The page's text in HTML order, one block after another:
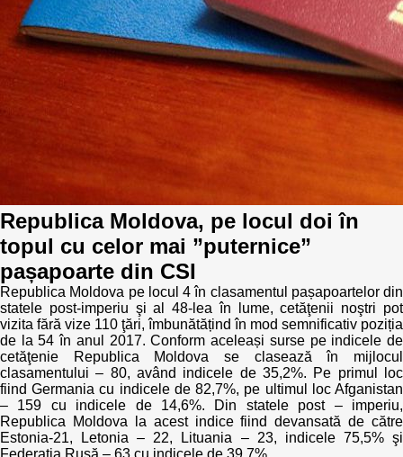
Rapoarte
Inițiative în derulare
Inițiative desfășurate
Manual de proceduri
Note & poziții​
Organigrama IDIS
Anunțuri
Consiliul consulativ internațional IDIS
Politici regionale
Bunele practici
Laborator sociometric
Transparența guvernării locale
Proces democratic
Agenda Națională de Business
Puterea hibridă
15 minute de realism economic
Trend Hunter
Buletin EU-STRAT
Republica Moldova, pe locul doi în
topul cu celor mai ”puternice”
pașapoarte din CSI
Republica Moldova pe locul 4 în clasamentul pașapoartelor din
statele post-imperiu şi al 48-lea în lume, cetăţenii noştri pot
vizita fără vize 110 ţări, îmbunătățind în mod semnificativ poziția
de la 54 în anul 2017. Conform aceleași surse pe indicele de
cetăţenie Republica Moldova se clasează în mijlocul
clasamentului – 80, având indicele de 35,2%. Pe primul loc
fiind Germania cu indicele de 82,7%, pe ultimul loc Afganistan
– 159 cu indicele de 14,6%. Din statele post – imperiu,
Republica Moldova la acest indice fiind devansată de către
Estonia-21, Letonia – 22, Lituania – 23, indicele 75,5% şi
Federaţia Rusă – 63 cu indicele de 39,7%.